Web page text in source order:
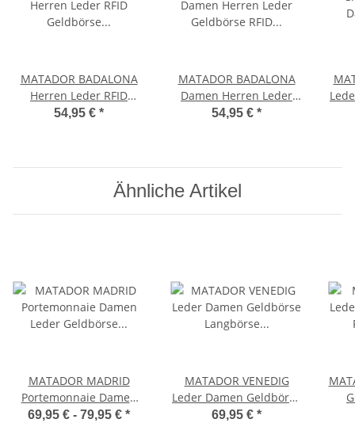
MATADOR BADALONA
Herren Leder RFID
Geldbörse Geldbeutel
54,95 € *
MATADOR BADALONA
Damen Herren Leder
Geldbörse RFID Karo
54,95 € *
Ähnliche Artikel
MATADOR MADRID
Portemonnaie Damen
Leder Geldbörse TüV
69,95 € - 79,95 € *
MATADOR VENEDIG
Leder Damen Geldbörse
Langbörse RFID 18
69,95 € *